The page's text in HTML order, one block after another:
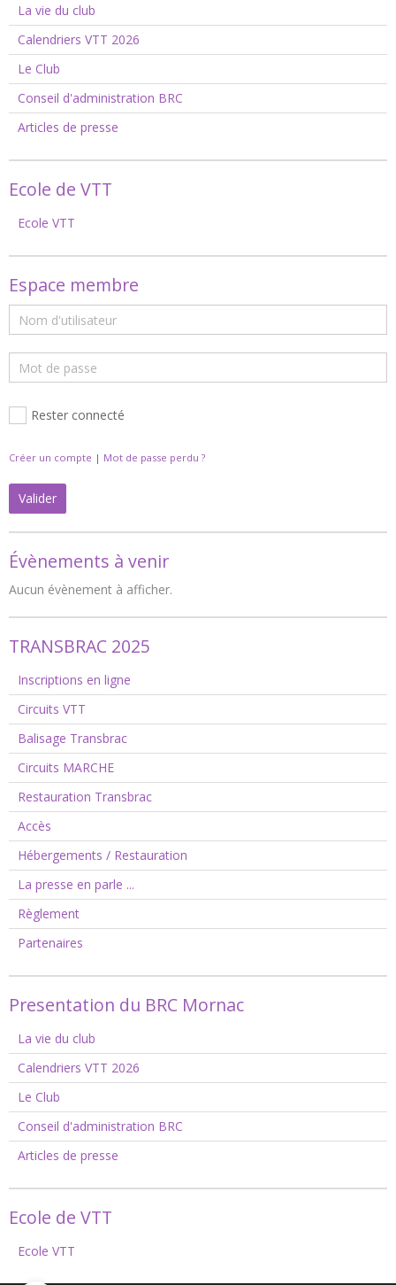
La vie du club
Calendriers VTT 2026
Le Club
Conseil d'administration BRC
Articles de presse
Ecole de VTT
Ecole VTT
Espace membre
Rester connecté
Créer un compte | Mot de passe perdu ?
Valider
Évènements à venir
Aucun évènement à afficher.
TRANSBRAC 2025
Inscriptions en ligne
Circuits VTT
Balisage Transbrac
Circuits MARCHE
Restauration Transbrac
Accès
Hébergements / Restauration
La presse en parle ...
Règlement
Partenaires
Presentation du BRC Mornac
La vie du club
Calendriers VTT 2026
Le Club
Conseil d'administration BRC
Articles de presse
Ecole de VTT
Ecole VTT